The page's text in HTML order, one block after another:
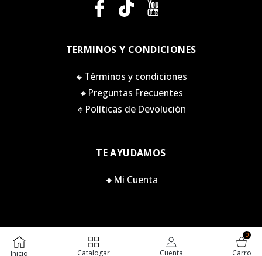
Inicio Catalogar Cuenta
0
Carro
TERMINOS Y CONDICIONES
🔸Términos y condiciones
🔸Preguntas Frecuentes
🔸Políticas de Devolución
TE AYUDAMOS
🔸Mi Cuenta
Killstore 2026. Todos los derechos reservados.